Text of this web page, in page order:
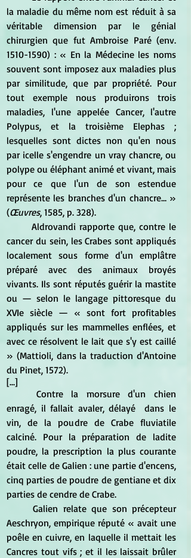
la maladie du même nom est réduit à sa
véritable dimension par le génial
chirurgien que fut Ambroise Paré (env.
1510-1590) : « En la Médecine les noms
souvent sont imposez aux maladies plus
par similitude, que par propriété. Pour
tout exemple nous produirons trois
maladies, l'une appelée Cancer, l'autre
Polypus, et la troisième Elephas ;
lesquelles sont dictes non qu'en nous
par icelle s'engendre un vray chancre, ou
polype ou éléphant animé et vivant, mais
pour ce que l'un de son estendue
représente les branches d'un chancre... »
(Œuvres, 1585, p. 328).
cancer du sein, les Crabes sont appliqués
localement sous forme d'un emplâtre
préparé avec des animaux broyés
vivants. Ils sont réputés guérir la mastite
ou — selon le langage pittoresque du
XVIe siècle — « sont fort profitables
appliqués sur les mammelles enflées, et
avec ce résolvent le lait que s'y est caillé
» (Mattioli, dans la traduction d'Antoine
du Pinet, 1572).
[...]
enragé, il fallait avaler, délayé  dans le
vin, de la poudre de Crabe fluviatile
calciné. Pour la préparation de ladite
poudre, la prescription la plus courante
était celle de Galien : une partie d'encens,
cinq parties de poudre de gentiane et dix
parties de cendre de Crabe.
	Galien relate que son précepteur
Aeschryon, empirique réputé « avait une
poêle en cuivre, en laquelle il mettait les
Cancres tout vifs ; et il les laissait brûler